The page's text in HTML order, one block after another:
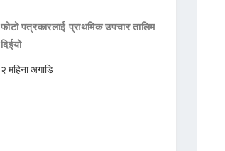
फोटो पत्रकारलाई प्राथमिक उपचार तालिम
दिईयो
२ महिना अगाडि